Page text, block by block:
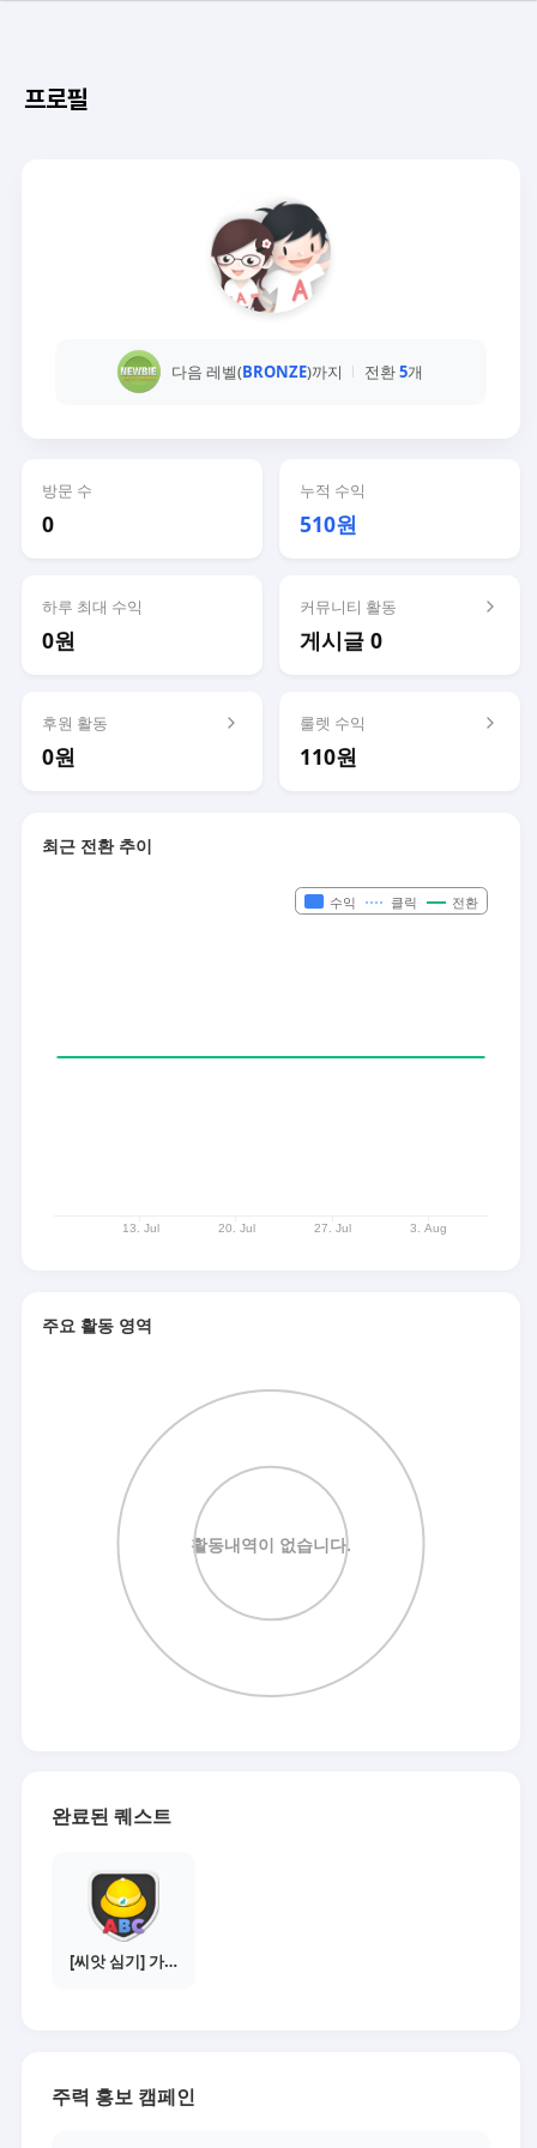
프로필
다음 레벨(BRONZE)까지 전환5개
방문 수
0
누적 수익
510원
하루 최대 수익
0원
커뮤니티 활동
게시글 0
후원 활동
0원
룰렛 수익
110원
최근 전환 추이
주요 활동 영역
완료된 퀘스트
[씨앗 심기] 가이드보기 - 매체별 활동 가이드
주력 홍보 캠페인